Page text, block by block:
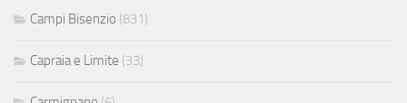
Campi Bisenzio (831)
Capraia e Limite (33)